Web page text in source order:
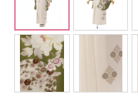
ジュニア洋装レンタル
ベビー洋装レンタル
紋付袴レンタル